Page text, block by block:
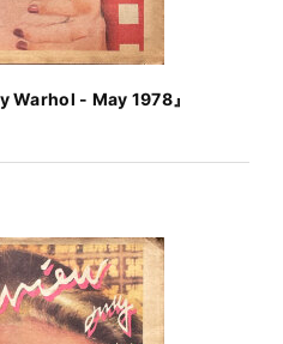
Warhol - May 1978』